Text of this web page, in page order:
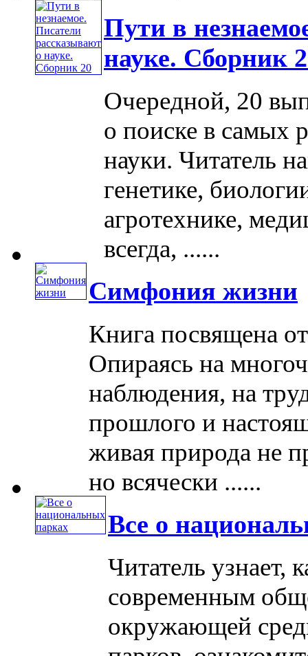
Пути в
науке. Сборник
Очередной, 20
о поиске в самых
науки. Читатель
генетике,
агротехнике,
всегда, ......
Симфония жизни
Книга посвящена
Опираясь на
наблюдения, на
прошлого и
живая природа не
но всячески ......
Все о
Читатель узнает,
современным
окружающей